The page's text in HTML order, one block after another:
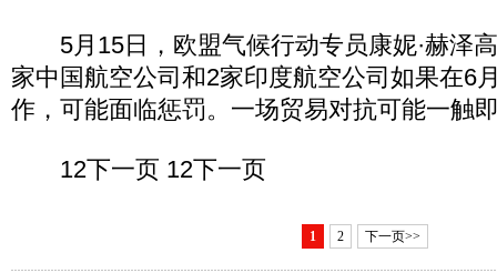
5月15日，欧盟气候行动专员康妮·赫泽
家中国航空公司和2家印度航空公司如果在6
作，可能面临惩罚。一场贸易对抗可能一触
12下一页 12下一页
1 2 下一页>>